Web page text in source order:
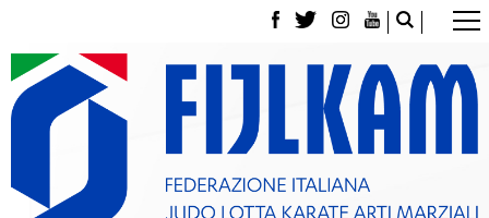
La Federazione
Tesseramento
Contatti
Norme e modulistica Affiliazioni e Tesseramenti
Classifica Società Sportive con più di 100 atleti
tesserati